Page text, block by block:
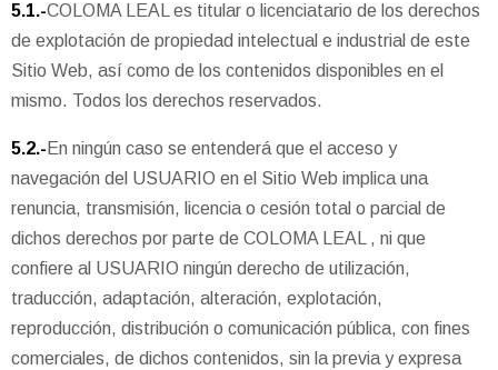
5.1.-COLOMA LEAL es titular o licenciatario de los derechos
de explotación de propiedad intelectual e industrial de este
Sitio Web, así como de los contenidos disponibles en el
mismo. Todos los derechos reservados.
5.2.- En ningún caso se entenderá que el acceso y
navegación del USUARIO en el Sitio Web implica una
renuncia, transmisión, licencia o cesión total o parcial de
dichos derechos por parte de COLOMA LEAL , ni que
confiere al USUARIO ningún derecho de utilización,
traducción, adaptación, alteración, explotación,
reproducción, distribución o comunicación pública, con fines
comerciales, de dichos contenidos, sin la previa y expresa